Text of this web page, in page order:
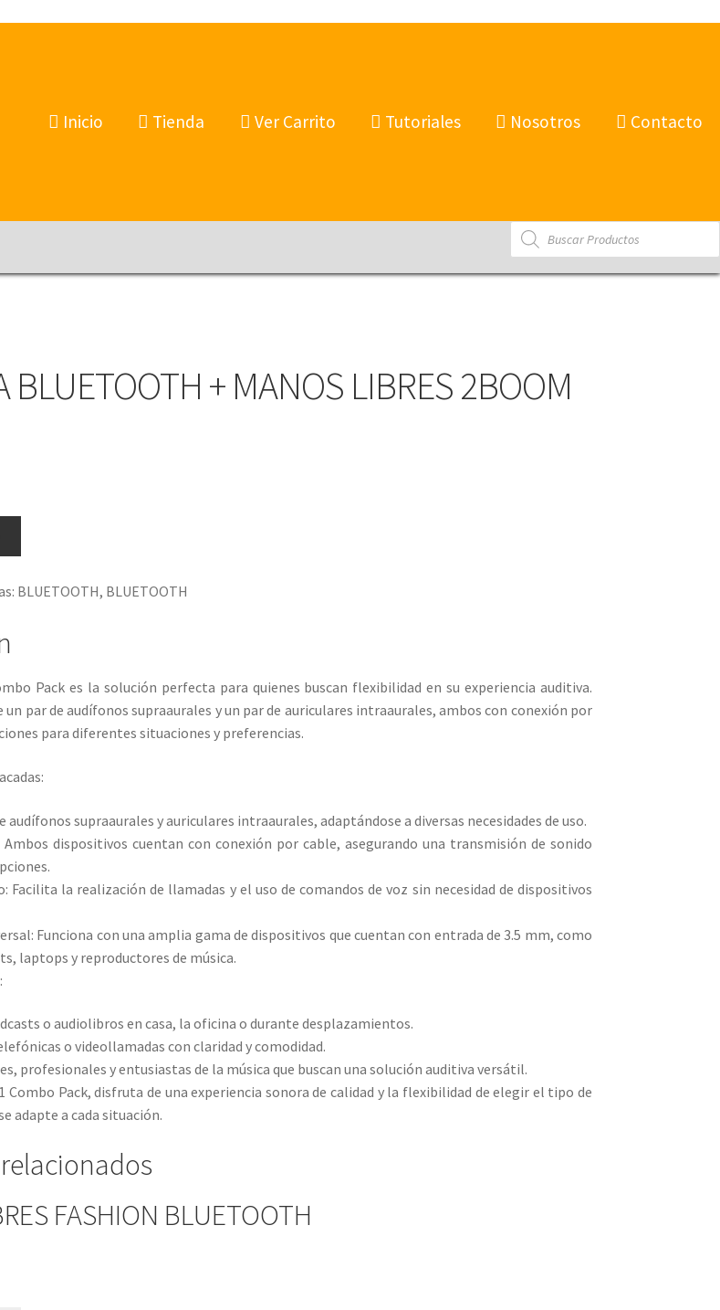
Inicio Tienda Ver Carrito Tutoriales Nosotros Contacto
Products
search
BLUETOOTH + MANOS LIBRES 2BOOM
BLUETOOTH, BLUETOOTH
Pack es la solución perfecta para quienes buscan flexibilidad en su experiencia auditiva.
un par de audífonos supraaurales y un par de auriculares intraaurales, ambos con conexión por
para diferentes situaciones y preferencias.​
audífonos supraaurales y auriculares intraaurales, adaptándose a diversas necesidades de uso.​
Ambos dispositivos cuentan con conexión por cable, asegurando una transmisión de sonido
Facilita la realización de llamadas y el uso de comandos de voz sin necesidad de dispositivos
Funciona con una amplia gama de dispositivos que cuentan con entrada de 3.5 mm, como
laptops y reproductores de música.​
o audiolibros en casa, la oficina o durante desplazamientos.​
o videollamadas con claridad y comodidad.​
profesionales y entusiastas de la música que buscan una solución auditiva versátil.​
Combo Pack, disfruta de una experiencia sonora de calidad y la flexibilidad de elegir el tipo de
adapte a cada situación.
FASHION BLUETOOTH